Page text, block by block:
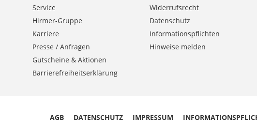
Service
Hirmer-Gruppe
Karriere
Presse / Anfragen
Gutscheine & Aktionen
Barrierefreiheitserklärung
Widerrufsrecht
Datenschutz
Informationspflichten
Hinweise melden
AGB DATENSCHUTZ IMPRESSUM